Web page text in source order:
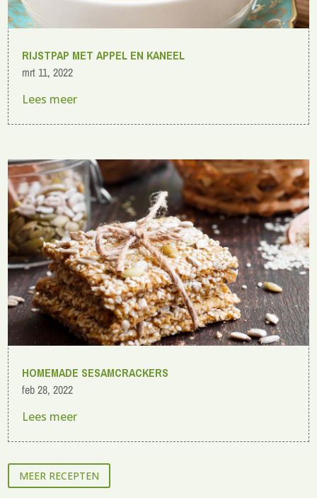
RIJSTPAP MET APPEL EN KANEEL
mrt 11, 2022
Lees meer
HOMEMADE SESAMCRACKERS
feb 28, 2022
Lees meer
MEER RECEPTEN